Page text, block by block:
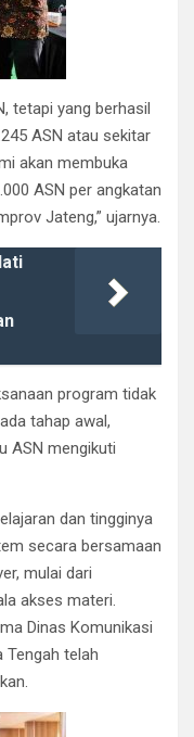
tetapi yang berhasil
ASN atau sekitar
akan membuka
ASN per angkatan
Jateng,” ujarnya.
program tidak
tahap awal,
ASN mengikuti
dan tingginya
secara bersamaan
mulai dari
akses materi.
Dinas Komunikasi
telah